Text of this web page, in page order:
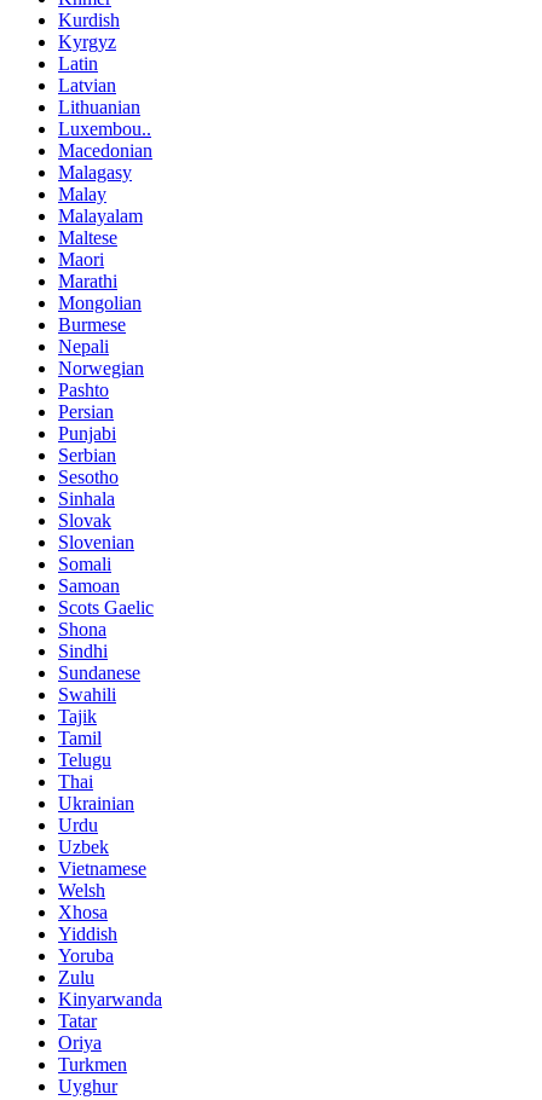
Kurdish
Kyrgyz
Latin
Latvian
Lithuanian
Luxembou..
Macedonian
Malagasy
Malay
Malayalam
Maltese
Maori
Marathi
Mongolian
Burmese
Nepali
Norwegian
Pashto
Persian
Punjabi
Serbian
Sesotho
Sinhala
Slovak
Slovenian
Somali
Samoan
Scots Gaelic
Shona
Sindhi
Sundanese
Swahili
Tajik
Tamil
Telugu
Thai
Ukrainian
Urdu
Uzbek
Vietnamese
Welsh
Xhosa
Yiddish
Yoruba
Zulu
Kinyarwanda
Tatar
Oriya
Turkmen
Uyghur